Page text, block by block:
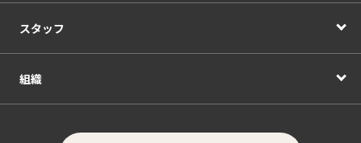
スタッフ
組織